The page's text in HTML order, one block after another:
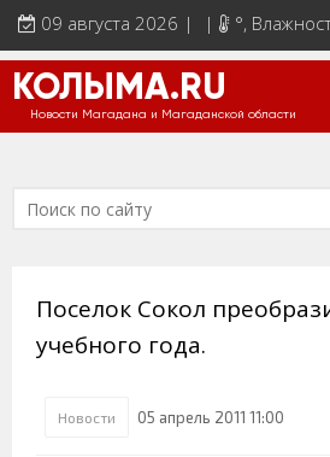
09 августа 2026 | | °,
КОЛЫМА.RU
Новости Магадана и Магаданской области
Поселок Сокол
учебного года.
Новости 05 апрель 2011 11:00